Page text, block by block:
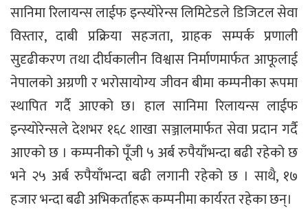
सानिमा रिलायन्स लाईफ इन्स्योरेन्स लिमिटेडले डिजिटल सेवा
विस्तार, दाबी प्रक्रिया सहजता, ग्राहक सम्पर्क प्रणाली
सुदृढीकरण तथा दीर्घकालीन विश्वास निर्माणमार्फत आफूलाई
नेपालको अग्रणी र भरोसायोग्य जीवन बीमा कम्पनीका रूपमा
स्थापित गर्दै आएको छ। हाल सानिमा रिलायन्स लाईफ
इन्स्योरेन्सले देशभर १६८ शाखा सञ्जालमार्फत सेवा प्रदान गर्दै
आएको छ । कम्पनीको पूँजी ५ अर्ब रुपैयाँभन्दा बढी रहेको छ
भने २५ अर्ब रुपैयाँभन्दा बढी लगानी रहेको छ । साथै, १७
हजार भन्दा बढी अभिकर्ताहरू कम्पनीमा कार्यरत रहेका छन्।